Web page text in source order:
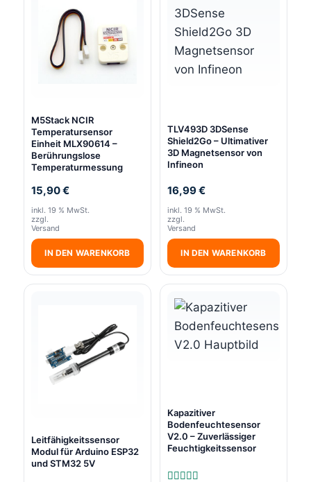
M5Stack NCIR
Temperatursensor
Einheit MLX90614 –
Berührungslose
Temperaturmessung
15,90€
inkl. 19 % MwSt.
zzgl.
Versand
IN DEN WARENKORB
TLV493D 3DSense
Shield2Go – Ultimativer
3D Magnetsensor von
Infineon
16,99€
inkl. 19 % MwSt.
zzgl.
Versand
IN DEN WARENKORB
Leitfähigkeitssensor
Modul für Arduino ESP32
und STM32 5V
Kapazitiver
Bodenfeuchtesensor
V2.0 – Zuverlässiger
Feuchtigkeitssensor